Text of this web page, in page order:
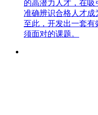
的高潜力人才，在
准确辨识合格人才成
至此，开发出一套有
须面对的课题。